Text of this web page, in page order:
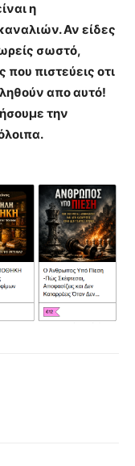
η
Αν είδες
σωστό,
πιστεύεις οτι
απο αυτό!
την